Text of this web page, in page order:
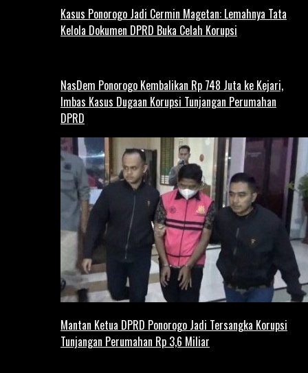
Kasus Ponorogo Jadi Cermin Magetan: Lemahnya Tata
Kelola Dokumen DPRD Buka Celah Korupsi
NasDem Ponorogo Kembalikan Rp 748 Juta ke Kejari,
Imbas Kasus Dugaan Korupsi Tunjangan Perumahan
DPRD
Mantan Ketua DPRD Ponorogo Jadi Tersangka Korupsi
Tunjangan Perumahan Rp 3,6 Miliar